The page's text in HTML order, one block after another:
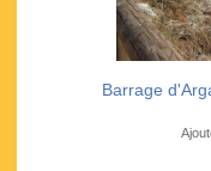
Barrage